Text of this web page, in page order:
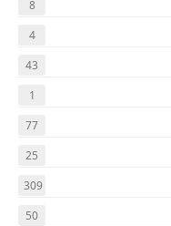
8
4
43
1
77
25
309
50